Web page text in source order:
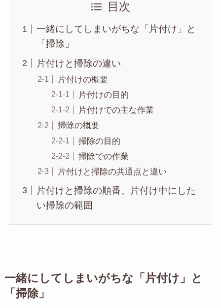
目次
一緒にしてしまいがちな「片付け」と
「掃除」
片付けと掃除の違い
片付けの概要
片付けの目的
片付けでの主な作業
掃除の概要
掃除の目的
掃除での作業
片付けと掃除の共通点と違い
片付けと掃除の順番、片付け中にした
い掃除の範囲
一緒にしてしまいがちな「片付け」と
「掃除」